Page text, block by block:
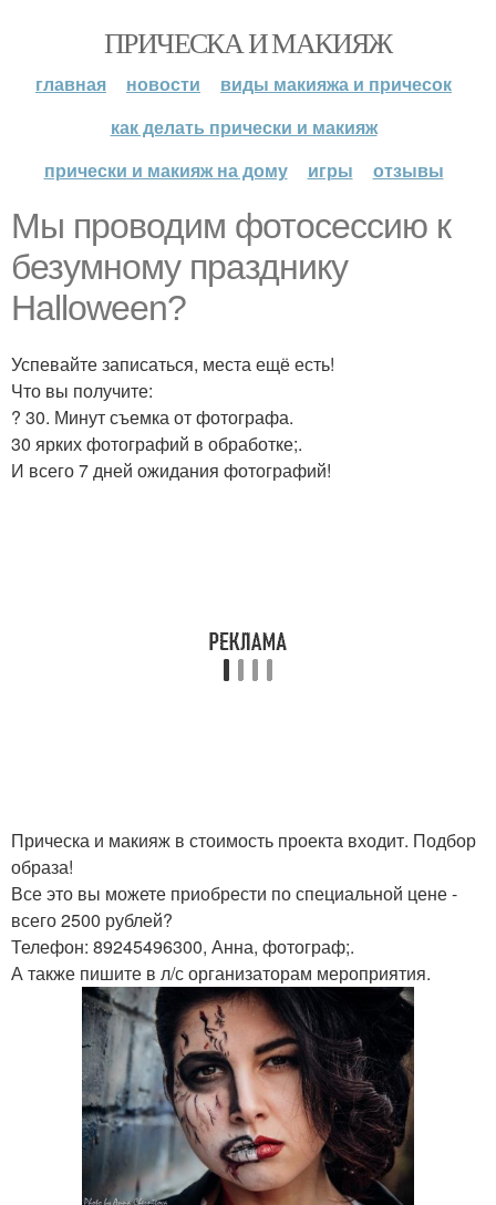
ПРИЧЕСКА И МАКИЯЖ
главная новости
виды макияжа и причесок
как делать прически и макияж
прически и макияж на дому
игры отзывы
Мы проводим фотосессию к
безумному празднику
Halloween?
Успевайте записаться, места ещё есть!
Что вы получите:
? 30. Минут съемка от фотографа.
30 ярких фотографий в обработке;.
И всего 7 дней ожидания фотографий!
Прическа и макияж в стоимость проекта входит. Подбор
образа!
Все это вы можете приобрести по специальной цене -
всего 2500 рублей?
Телефон: 89245496300, Анна, фотограф;.
А также пишите в л/с организаторам мероприятия.